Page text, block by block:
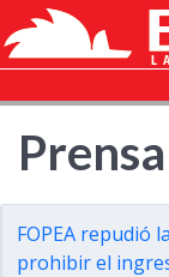
Prensa
FOPEA repudió
prohibir el